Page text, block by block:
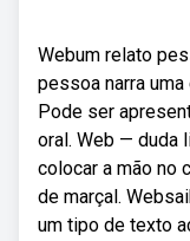
Webum relato
pessoa narra
Pode ser
oral. Web — duda
colocar a mão no
de marçal.
um tipo de texto